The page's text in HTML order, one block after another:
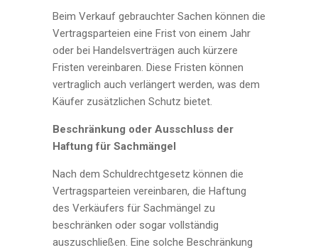
Beim Verkauf gebrauchter Sachen können die
Vertragsparteien eine Frist von einem Jahr
oder bei Handelsverträgen auch kürzere
Fristen vereinbaren. Diese Fristen können
vertraglich auch verlängert werden, was dem
Käufer zusätzlichen Schutz bietet.
Beschränkung oder Ausschluss der
Haftung für Sachmängel
Nach dem Schuldrechtgesetz können die
Vertragsparteien vereinbaren, die Haftung
des Verkäufers für Sachmängel zu
beschränken oder sogar vollständig
auszuschließen. Eine solche Beschränkung